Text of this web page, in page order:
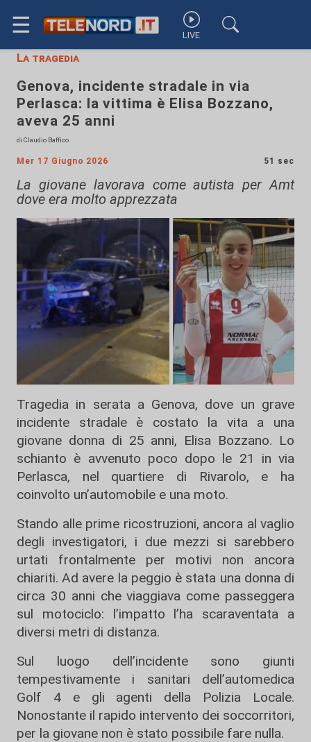
☰ LIVE
La tragedia
Genova, incidente stradale in via
Perlasca: la vittima è Elisa Bozzano,
aveva 25 anni
di Claudio Baffico
Mer 17 Giugno 2026 51 sec
La giovane lavorava come autista per Amt
dove era molto apprezzata
Tragedia in serata a Genova, dove un grave
incidente stradale è costato la vita a una
giovane donna di 25 anni, Elisa Bozzano. Lo
schianto è avvenuto poco dopo le 21 in via
Perlasca, nel quartiere di Rivarolo, e ha
coinvolto un’automobile e una moto.
Stando alle prime ricostruzioni, ancora al vaglio
degli investigatori, i due mezzi si sarebbero
urtati frontalmente per motivi non ancora
chiariti. Ad avere la peggio è stata una donna di
circa 30 anni che viaggiava come passeggera
sul motociclo: l’impatto l’ha scaraventata a
diversi metri di distanza.
Sul luogo dell’incidente sono giunti
tempestivamente i sanitari dell’automedica
Golf 4 e gli agenti della Polizia Locale.
Nonostante il rapido intervento dei soccorritori,
per la giovane non è stato possibile fare nulla.